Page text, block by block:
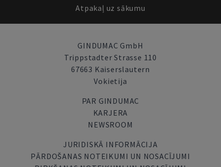
Atpakaļ uz sākumu
GINDUMAC GmbH
Trippstadter Strasse 110
67663 Kaiserslautern
Vokietija
PAR GINDUMAC
KARJERA
NEWSROOM
JURIDISKĀ INFORMĀCIJA
PĀRDOŠANAS NOTEIKUMI UN NOSACĪJUMI